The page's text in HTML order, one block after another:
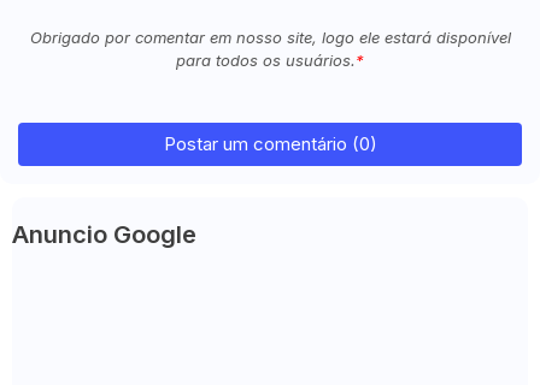
Obrigado por comentar em nosso site, logo ele estará disponível
para todos os usuários.
Postar um comentário (0)
Anuncio Google